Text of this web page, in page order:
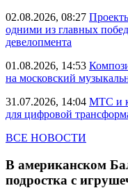
02.08.2026, 08:27
одними из главных
девелопмента
01.08.2026, 14:53
на московский
31.07.2026, 14:04 МТС и
для цифровой
ВСЕ НОВОСТИ
В американском
подростка с